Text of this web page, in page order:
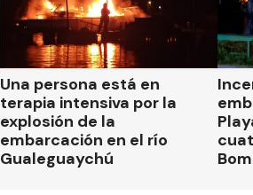
Una persona está en
terapia intensiva por la
explosión de la
embarcación en el río
Gualeguaychú